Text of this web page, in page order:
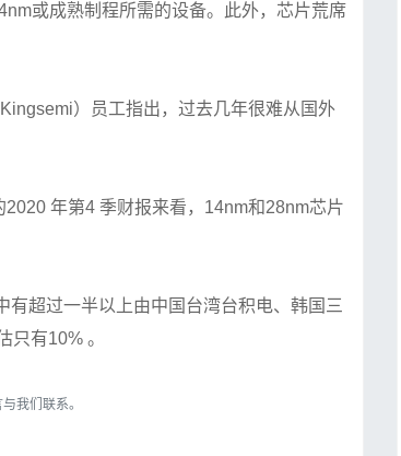
或成熟制程所需的设备。此外，芯片荒席
）员工指出，过去几年很难从国外
年第4 季财报来看，14nm和28nm芯片
超过一半以上由中国台湾台积电、韩国三
有10% 。
我们联系。